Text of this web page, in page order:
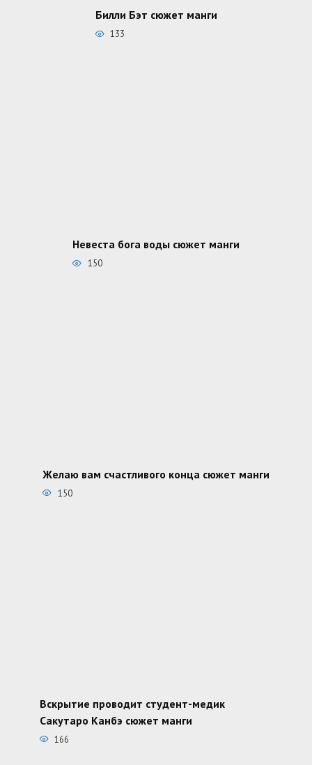
Билли Бэт сюжет манги
133
Невеста бога воды сюжет манги
150
Желаю вам счастливого конца сюжет манги
150
Вскрытие проводит студент-медик
Сакутаро Канбэ сюжет манги
166